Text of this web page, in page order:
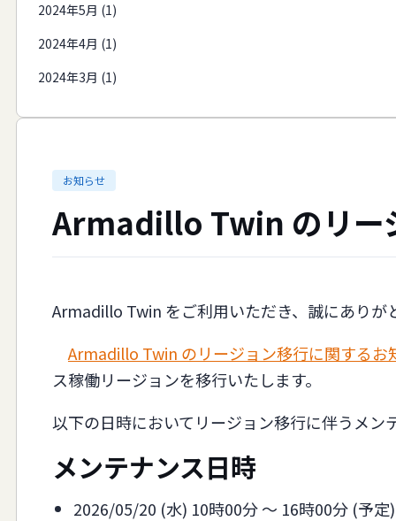
2024年5月 (1)
2024年4月 (1)
2024年3月 (1)
お知らせ
Armadillo Twin のリー
Armadillo Twin をご利用いただき、誠にありが
Armadillo Twin のリージョン移行に関するお
ス稼働リージョンを移行いたします。
以下の日時においてリージョン移行に伴うメン
メンテナンス日時
2026/05/20 (水) 10時00分 〜 16時00分 (予定)